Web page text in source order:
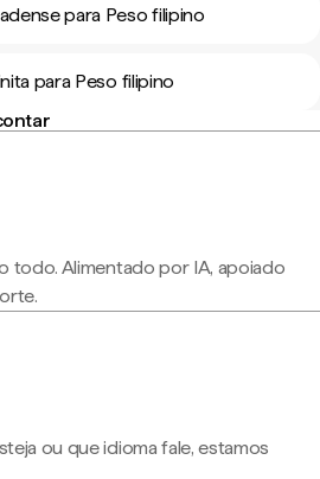
para Peso filipino
para Peso filipino
todo. Alimentado por IA, apoiado
ou que idioma fale, estamos